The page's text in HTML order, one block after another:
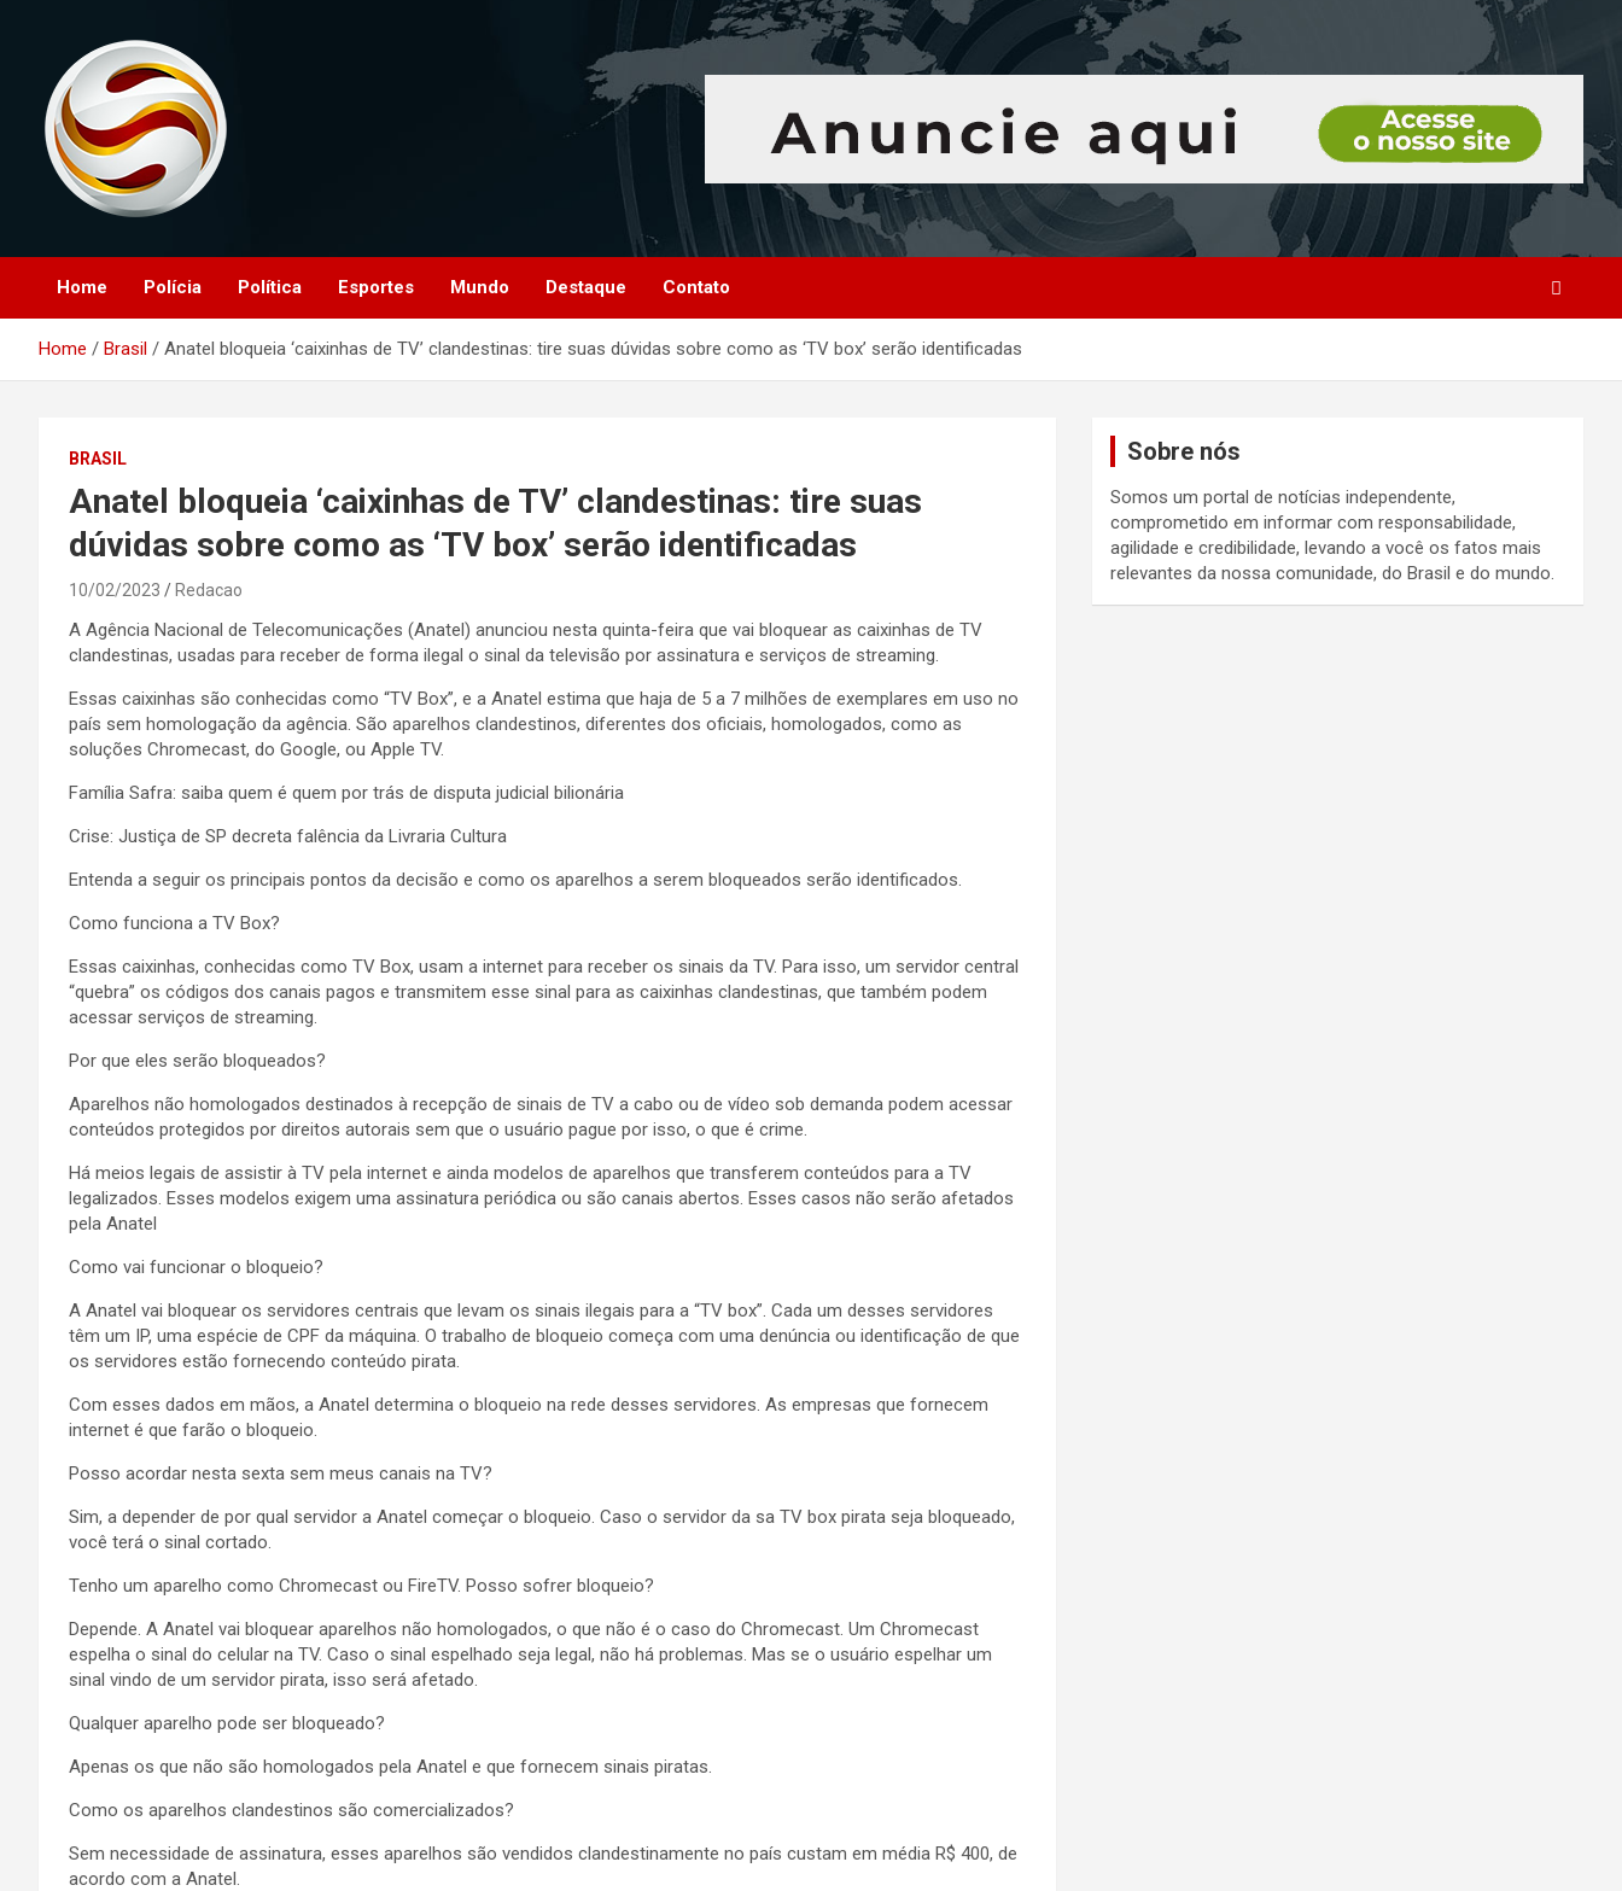
Portal Monitoramento
Home Polícia Política Esportes Mundo Destaque Contato
Home Brasil Anatel bloqueia ‘caixinhas de TV’ clandestinas: tire suas dúvidas sobre como as ‘TV box’ serão identificadas
BRASIL
Anatel bloqueia ‘caixinhas de TV’ clandestinas: tire suas
dúvidas sobre como as ‘TV box’ serão identificadas
10/02/2023 Redacao
A Agência Nacional de Telecomunicações (Anatel) anunciou nesta quinta-feira que vai bloquear as caixinhas de TV
clandestinas, usadas para receber de forma ilegal o sinal da televisão por assinatura e serviços de streaming.
Essas caixinhas são conhecidas como “TV Box”, e a Anatel estima que haja de 5 a 7 milhões de exemplares em uso no
país sem homologação da agência. São aparelhos clandestinos, diferentes dos oficiais, homologados, como as
soluções Chromecast, do Google, ou Apple TV.
Família Safra: saiba quem é quem por trás de disputa judicial bilionária
Crise: Justiça de SP decreta falência da Livraria Cultura
Entenda a seguir os principais pontos da decisão e como os aparelhos a serem bloqueados serão identificados.
Como funciona a TV Box?
Essas caixinhas, conhecidas como TV Box, usam a internet para receber os sinais da TV. Para isso, um servidor central
“quebra” os códigos dos canais pagos e transmitem esse sinal para as caixinhas clandestinas, que também podem
acessar serviços de streaming.
Por que eles serão bloqueados?
Aparelhos não homologados destinados à recepção de sinais de TV a cabo ou de vídeo sob demanda podem acessar
conteúdos protegidos por direitos autorais sem que o usuário pague por isso, o que é crime.
Há meios legais de assistir à TV pela internet e ainda modelos de aparelhos que transferem conteúdos para a TV
legalizados. Esses modelos exigem uma assinatura periódica ou são canais abertos. Esses casos não serão afetados
pela Anatel
Como vai funcionar o bloqueio?
A Anatel vai bloquear os servidores centrais que levam os sinais ilegais para a “TV box”. Cada um desses servidores
têm um IP, uma espécie de CPF da máquina. O trabalho de bloqueio começa com uma denúncia ou identificação de que
os servidores estão fornecendo conteúdo pirata.
Com esses dados em mãos, a Anatel determina o bloqueio na rede desses servidores. As empresas que fornecem
internet é que farão o bloqueio.
Posso acordar nesta sexta sem meus canais na TV?
Sim, a depender de por qual servidor a Anatel começar o bloqueio. Caso o servidor da sa TV box pirata seja bloqueado,
você terá o sinal cortado.
Tenho um aparelho como Chromecast ou FireTV. Posso sofrer bloqueio?
Depende. A Anatel vai bloquear aparelhos não homologados, o que não é o caso do Chromecast. Um Chromecast
espelha o sinal do celular na TV. Caso o sinal espelhado seja legal, não há problemas. Mas se o usuário espelhar um
sinal vindo de um servidor pirata, isso será afetado.
Qualquer aparelho pode ser bloqueado?
Apenas os que não são homologados pela Anatel e que fornecem sinais piratas.
Como os aparelhos clandestinos são comercializados?
Sem necessidade de assinatura, esses aparelhos são vendidos clandestinamente no país custam em média R$ 400, de
acordo com a Anatel.
Sobre nós
Somos um portal de notícias independente,
comprometido em informar com responsabilidade,
agilidade e credibilidade, levando a você os fatos mais
relevantes da nossa comunidade, do Brasil e do mundo.